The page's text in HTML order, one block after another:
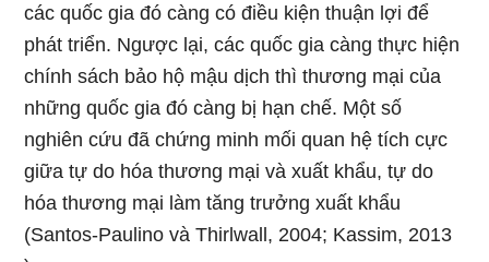
các quốc gia đó càng có điều kiện thuận lợi để
phát triển. Ngược lại, các quốc gia càng thực hiện
chính sách bảo hộ mậu dịch thì thương mại của
những quốc gia đó càng bị hạn chế. Một số
nghiên cứu đã chứng minh mối quan hệ tích cực
giữa tự do hóa thương mại và xuất khẩu, tự do
hóa thương mại làm tăng trưởng xuất khẩu
(Santos-Paulino và Thirlwall, 2004; Kassim, 2013